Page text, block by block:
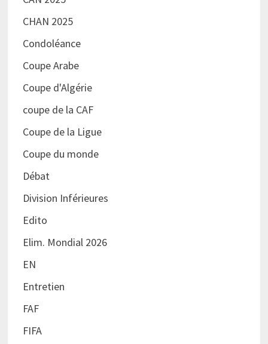
CHAN 2025
Condoléance
Coupe Arabe
Coupe d'Algérie
coupe de la CAF
Coupe de la Ligue
Coupe du monde
Débat
Division Inférieures
Edito
Elim. Mondial 2026
EN
Entretien
FAF
FIFA